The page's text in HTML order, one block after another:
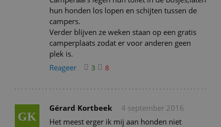
hun honden los lopen en schijten tussen de
campers.
Verder blijven ze weken staan op een gratis
camperplaats zodat er voor anderen geen
plek is.
Reageer
3 8
GK
Gérard Kortbeek
4 september 2016
Het meest erger ik mij aan honden niet